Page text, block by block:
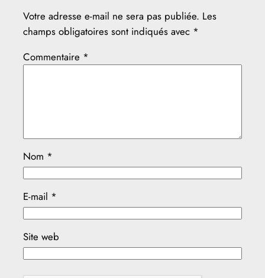
Votre adresse e-mail ne sera pas publiée. Les
champs obligatoires sont indiqués avec *
Commentaire *
Nom *
E-mail *
Site web